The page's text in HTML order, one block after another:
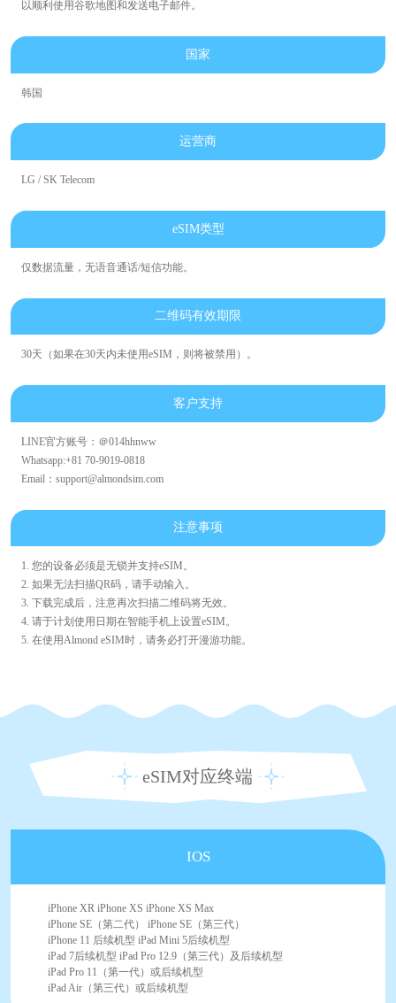
以顺利使用谷歌地图和发送电子邮件。
国家
韩国
运营商
LG / SK Telecom
eSIM类型
仅数据流量，无语音通话/短信功能。
二维码有效期限
30天（如果在30天内未使用eSIM，则将被禁用）。
客户支持
LINE官方账号：＠014hhnww
Whatsapp:+81 70-9019-0818
Email：support@almondsim.com
注意事项
1. 您的设备必须是无锁并支持eSIM。
2. 如果无法扫描QR码，请手动输入。
3. 下载完成后，注意再次扫描二维码将无效。
4. 请于计划使用日期在智能手机上设置eSIM。
5. 在使用Almond eSIM时，请务必打开漫游功能。
eSIM对应终端
IOS
iPhone XR iPhone XS iPhone XS Max
iPhone SE（第二代） iPhone SE（第三代）
iPhone 11 后续机型 iPad Mini 5后续机型
iPad 7后续机型 iPad Pro 12.9（第三代）及后续机型
iPad Pro 11（第一代）或后续机型
iPad Air（第三代）或后续机型